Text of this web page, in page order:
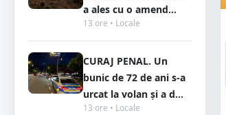
a ales cu o amend...
13 ore • Locale
CURAJ PENAL. Un
bunic de 72 de ani s-a
urcat la volan și a d...
13 ore • Locale